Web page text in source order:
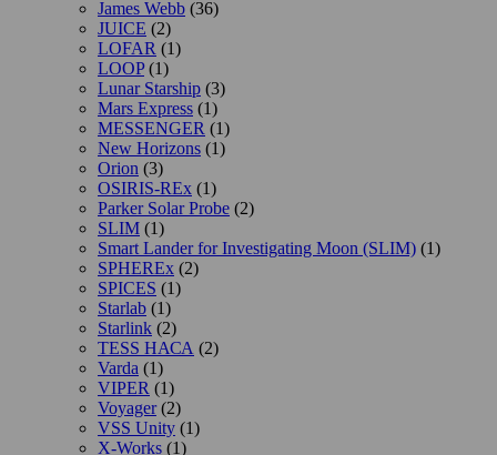
James Webb (36)
JUICE (2)
LOFAR (1)
LOOP(1)
Lunar Starship (3)
Mars Express (1)
MESSENGER (1)
New Horizons (1)
Orion (3)
OSIRIS-REx (1)
Parker Solar Probe (2)
SLIM (1)
Smart Lander for Investigating Moon (SLIM) (1)
SPHEREx (2)
SPICES (1)
Starlab (1)
Starlink (2)
TESS НАСА (2)
Varda (1)
VIPER (1)
Voyager(2)
VSS Unity (1)
X-Works (1)